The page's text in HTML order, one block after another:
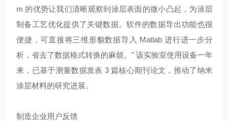
m 的优势让我们清晰观察到涂层表面的微小凸起，为涂层
制备工艺优化提供了关键数据。软件的数据导出功能也很
便捷，可直接将三维形貌数据导入 Matlab 进行进一步分
析，省去了数据格式转换的麻烦。" 该实验室使用设备一年
来，已基于测量数据发表 3 篇核心期刊论文，推动了纳米
涂层材料的研究进展。
制造企业用户反馈